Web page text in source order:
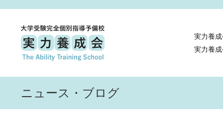
実力養
実力養
ニュース・ブログ